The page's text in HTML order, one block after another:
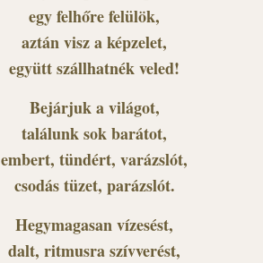
egy felhőre felülök,
aztán visz a képzelet,
együtt szállhatnék veled!
Bejárjuk a világot,
találunk sok barátot,
embert, tündért, varázslót,
csodás tüzet, parázslót.
Hegymagasan vízesést,
dalt, ritmusra szívverést,